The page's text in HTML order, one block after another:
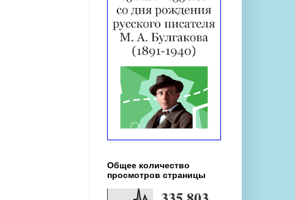
Общее количество
просмотров страницы